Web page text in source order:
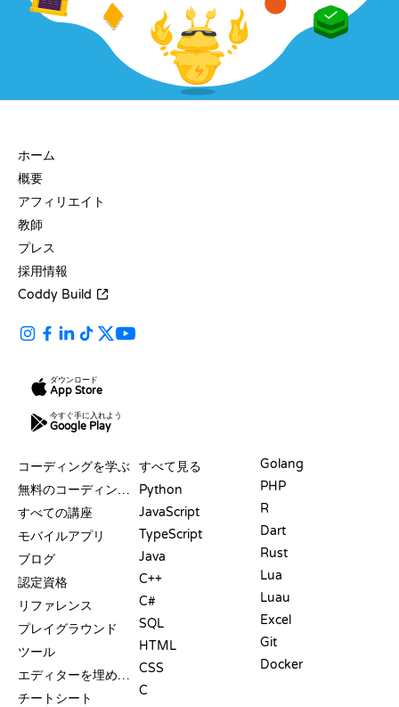
ホーム
概要
アフィリエイト
教師
プレス
採用情報
Coddy Build
ダウンロード
App Store
今すぐ手に入れよう
Google Play
コーディングを学ぶ
無料のコーディングサイト
すべての講座
モバイルアプリ
ブログ
認定資格
リファレンス
プレイグラウンド
ツール
エディターを埋め込む
チートシート
すべて見る
Python
JavaScript
TypeScript
Java
C++
C#
SQL
HTML
CSS
C
Golang
PHP
R
Dart
Rust
Lua
Luau
Excel
Git
Docker